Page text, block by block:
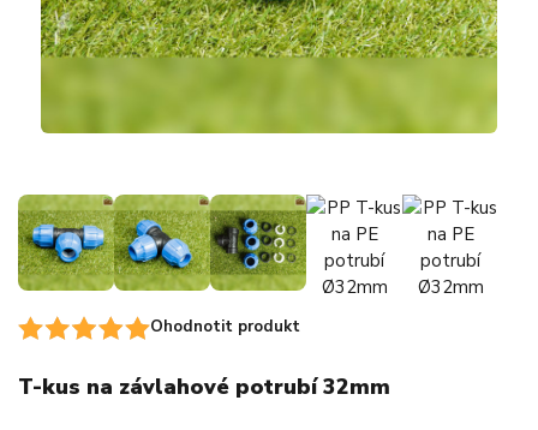
Ohodnotit produkt
T-kus na závlahové potrubí 32mm